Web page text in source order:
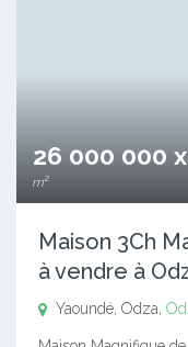
26 000 000
m²
Maison 3Ch
à vendre à
Yaoundé, Odza,